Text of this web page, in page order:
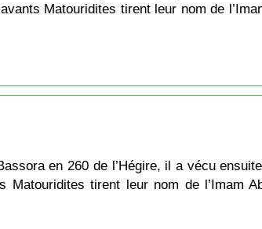
Matouridites tirent leur nom de
en 260 de l’Hégire, il a vécu
tirent leur nom de l’Imam